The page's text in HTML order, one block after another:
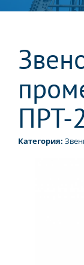
ПРТ-
Категория: